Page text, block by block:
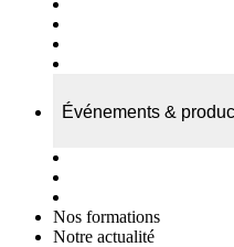
Événements &
Nos formations
Notre actualité